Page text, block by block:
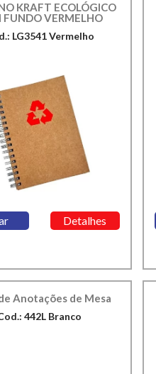
KRAFT ECOLÓGICO
FUNDO VERMELHO
LG3541 Vermelho
Detalhes
Anotações de Mesa
442L Branco